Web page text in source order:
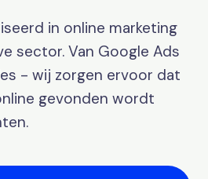
in online marketing
sector. Van Google Ads
- wij zorgen ervoor dat
gevonden wordt